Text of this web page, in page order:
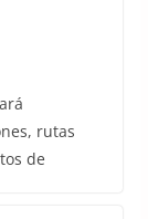
rutas
de